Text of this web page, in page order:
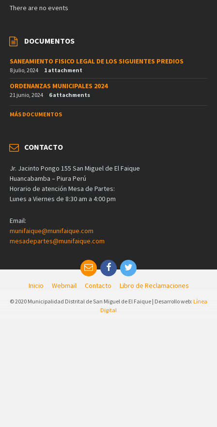
There are no events
DOCUMENTOS
SANEAMIENTO FISICO LEGAL DE LOS SIGUIENTES PREDIOS
8 julio, 2024 1 attachment
ORDENANZAS MUNICIPALES 2024
21 junio, 2024 6 attachments
MÁS DOCUMENTOS
CONTACTO
Jr. Jacinto Pongo 155 San Miguel de El Faique
Huancabamba – Piura Perú
Horario de atención Mesa de Partes:
Lunes a Viernes de 8:30 am a 4:00 pm
Email:
munifaique@munifaique.com
mesadepartes@munifaique.com
Inicio Webmail Contacto Libro de Reclamaciones
© 2020 Municipalidad Distrital de San Miguel de El Faique | Desarrollo web: Línea
Digital